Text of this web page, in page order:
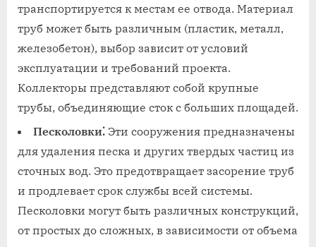
транспортируется к местам ее отвода. Материал
труб может быть различным (пластик, металл,
железобетон), выбор зависит от условий
эксплуатации и требований проекта.
Коллекторы представляют собой крупные
трубы, объединяющие сток с больших площадей.
Песколовки⁚ Эти сооружения предназначены
для удаления песка и других твердых частиц из
сточных вод. Это предотвращает засорение труб
и продлевает срок службы всей системы.
Песколовки могут быть различных конструкций,
от простых до сложных, в зависимости от объема